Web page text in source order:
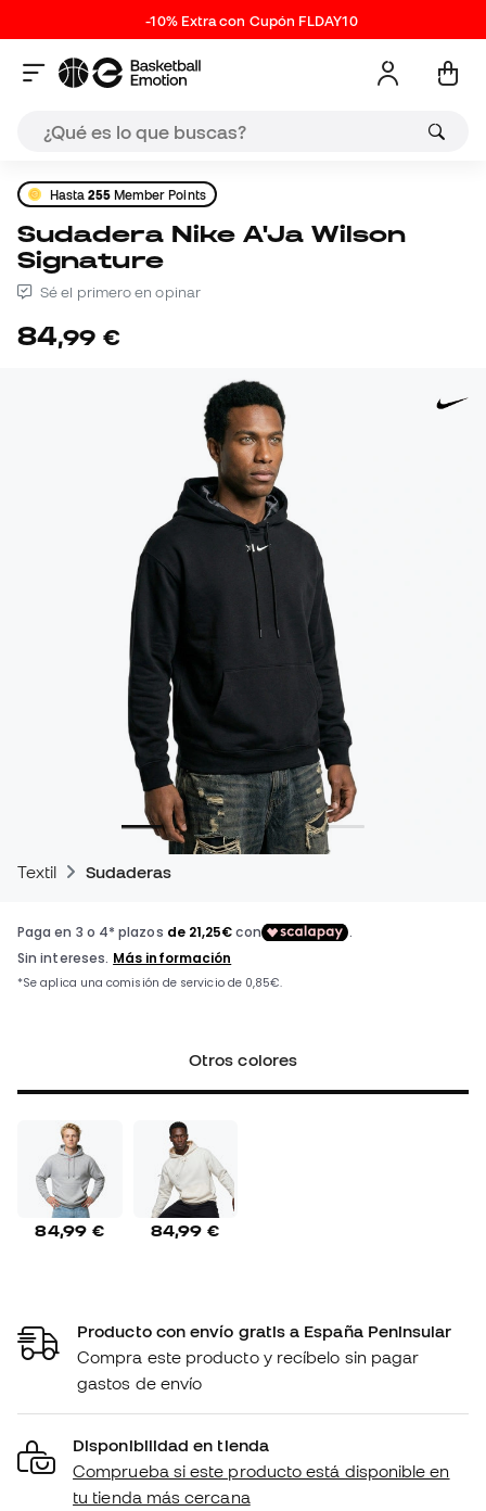
-10% Extra con Cupón FLDAY10
Hasta255Member Points
Sudadera Nike A'Ja Wilson
Signature
Sé el primero en opinar
84,99 €
Textil Sudaderas
Otros colores
84,99 € 84,99 €
Producto con envío gratis a España Peninsular
Compra este producto y recíbelo sin pagar
gastos de envío
Disponibilidad en tienda
Comprueba si este producto está disponible en
tu tienda más cercana